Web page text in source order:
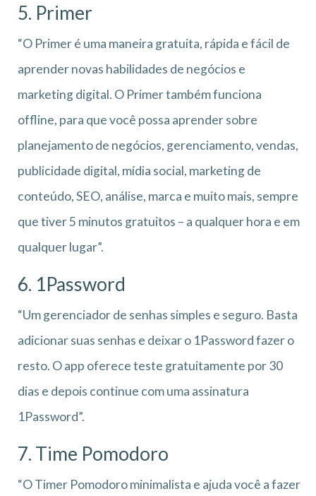
5. Primer
“O Primer é uma maneira gratuita, rápida e fácil de
aprender novas habilidades de negócios e
marketing digital. O Primer também funciona
offline, para que você possa aprender sobre
planejamento de negócios, gerenciamento, vendas,
publicidade digital, mídia social, marketing de
conteúdo, SEO, análise, marca e muito mais, sempre
que tiver 5 minutos gratuitos – a qualquer hora e em
qualquer lugar”.
6. 1Password
“Um gerenciador de senhas simples e seguro. Basta
adicionar suas senhas e deixar o 1Password fazer o
resto. O app oferece teste gratuitamente por 30
dias e depois continue com uma assinatura
1Password”.
7. Time Pomodoro
“O Timer Pomodoro minimalista e ajuda você a fazer